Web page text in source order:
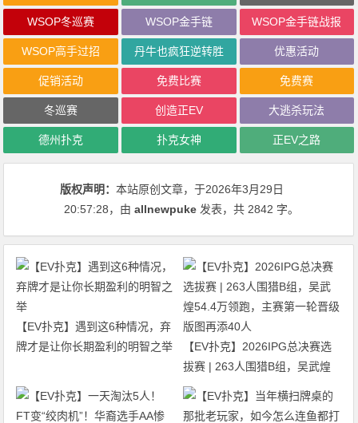
WSOP冬巡赛 WSOP金手链 WSOP金手链战报
WSOP高手过招 丹牛也疯狂逆转胜 优惠活动
促销活动 免费比赛 免费赛
冬巡赛 创造正EV 大逃杀玩法
德州扑克 扑克女神 正EV之路
版权声明：本站原创文章，于2026年3月29日
20:57:28，由allnewpuke 发表，共 2842 字。
【EV扑克】遇到这6种情况，弃
牌才是让你长期盈利的明智之举
【EV扑克】2026IPG总决赛选
拔赛 | 263人围猎B组，吴武煌
54.4万领跑，主赛第一轮晋级版